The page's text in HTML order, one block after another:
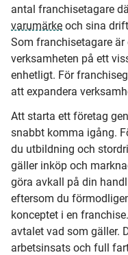
antal franchisetagare
varumärke och sina
Som franchisetagare
verksamheten på ett
enhetligt. För
att expandera
Att starta ett företag
snabbt komma igång.
du utbildning och
gäller inköp och
göra avkall på din
eftersom du
konceptet i en
avtalet vad som gäller.
arbetsinsats och full